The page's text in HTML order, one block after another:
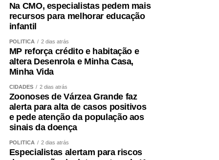
adequada de proteínas e energia, distribuídas ao longo
do dia e ajustadas à idade, função renal, rotina e
condição clínica.
Além disso, é essencial tratar fatores que aceleram a
perda muscular e o envelhecimento vascular, como
sedentarismo, diabetes, hipertensão, alterações do sono,
tabagismo e obesidade visceral.
Envelhecer bem ,exige
preservar força
A obesidade sarcopênica mostra por que o cuidado não
Na CMO, especialistas pedem mais
recursos para melhorar educação
infantil
POLÍTICA 2 dias atrás
MP reforça crédito e habitação e
altera Desenrola e Minha Casa,
Minha Vida
CIDADES 2 dias atrás
Zoonoses de Várzea Grande faz
alerta para alta de casos positivos
e pede atenção da população aos
sinais da doença
POLÍTICA 2 dias atrás
Especialistas alertam para riscos